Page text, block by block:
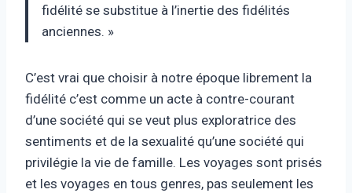
fidélité se substitue à l’inertie des fidélités
anciennes. »
C’est vrai que choisir à notre époque librement la
fidélité c’est comme un acte à contre-courant
d’une société qui se veut plus exploratrice des
sentiments et de la sexualité qu’une société qui
privilégie la vie de famille. Les voyages sont prisés
et les voyages en tous genres, pas seulement les